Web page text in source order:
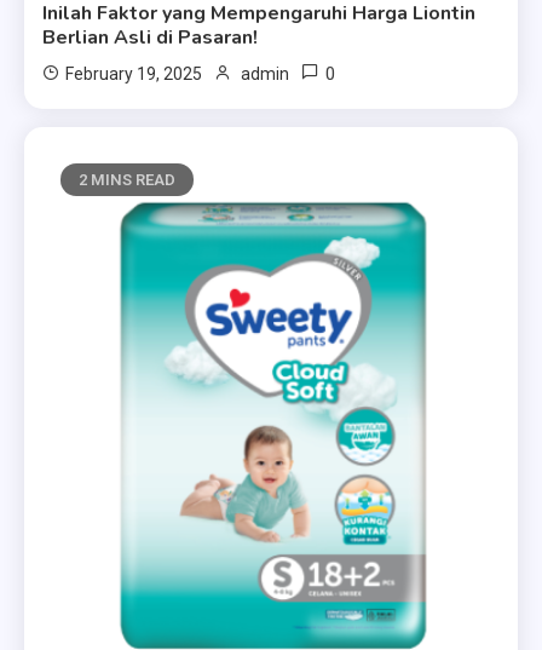
Inilah Faktor yang Mempengaruhi Harga Liontin
Berlian Asli di Pasaran!
February 19, 2025 admin 0
2 MINS READ